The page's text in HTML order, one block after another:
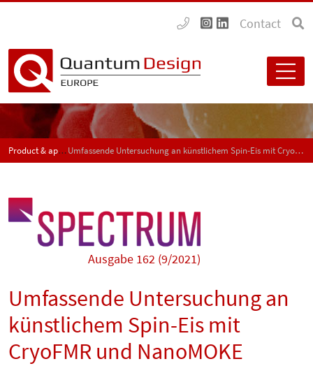
Contact
Product & application news - SPECTRUM Umfassende Untersuchung an künstlichem Spin-Eis mit CryoFMR und NanoMOKE
Ausgabe 162 (9/2021)
Umfassende Untersuchung an
künstlichem Spin-Eis mit
CryoFMR und NanoMOKE